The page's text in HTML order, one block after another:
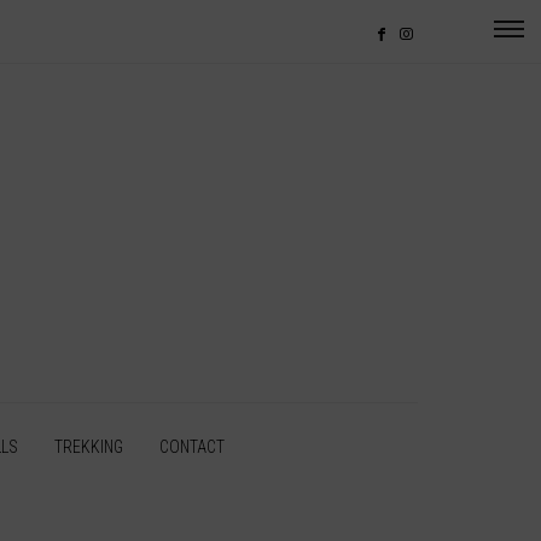
TREKKING CONTACT